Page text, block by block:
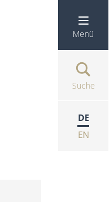
Menü
Suche
DE
EN